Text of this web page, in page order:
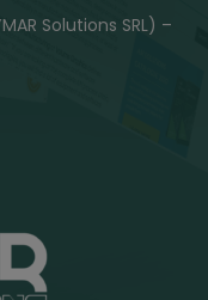
Solutions SRL) –